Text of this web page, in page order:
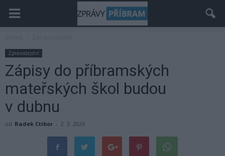
Zpravodajství
Zápisy do příbramských
mateřských škol budou
v dubnu
od Radek Ctibor - 2. 3. 2026